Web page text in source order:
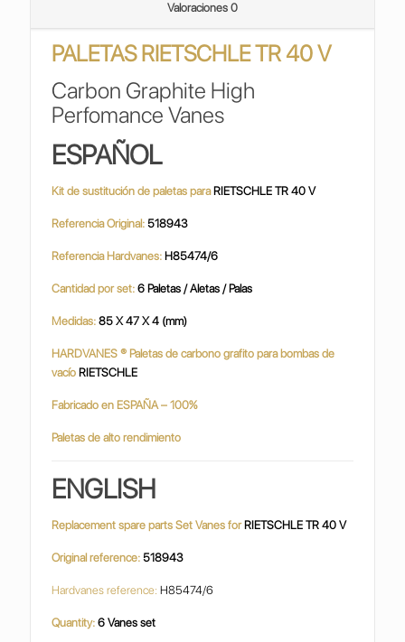
Valoraciones 0
PALETAS RIETSCHLE TR 40 V
Carbon Graphite High
Perfomance Vanes
ESPAÑOL
Kit de sustitución de paletas para RIETSCHLE TR 40 V
Referencia Original:518943
Referencia Hardvanes: H85474/6
Cantidad por set: 6 Paletas / Aletas / Palas
Medidas:85 X 47 X 4 (mm)
HARDVANES ® Paletas de carbono grafito para bombas de
vacío RIETSCHLE
Fabricado en ESPAÑA – 100%
Paletas de alto rendimiento
ENGLISH
Replacement spare parts Set Vanes for RIETSCHLE TR 40 V
Original reference:518943
Hardvanes reference: H85474/6
Quantity: 6 Vanes set